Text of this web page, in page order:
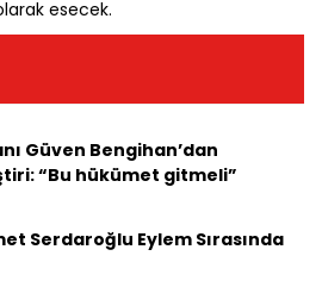
esecek.
Güven Bengihan’dan
“Bu hükümet gitmeli”
Serdaroğlu Eylem Sırasında